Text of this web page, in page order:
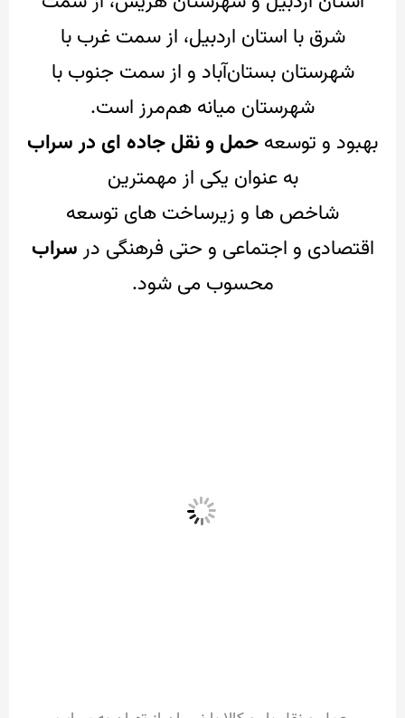
شرق با استان اردبیل، از سمت غرب با
شهرستان بستان‌آباد و از سمت جنوب با
شهرستان میانه هم‌مرز است.
بهبود و توسعه حمل و نقل جاده ای در سراب
به عنوان یکی از مهمترین
شاخص ها و زیرساخت های توسعه
اقتصادی و اجتماعی و حتی فرهنگی در سراب
محسوب می شود.